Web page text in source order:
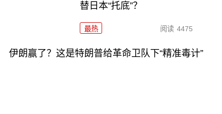
替日本“托底”？
最热 阅读 4475
伊朗赢了？这是特朗普给革命卫队下“精准毒计”